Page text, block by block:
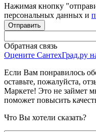
Нажимая кнопку
персональных данных и
Обратная связь
Оцените СантехГрад.ру
Если Вам понравилось
оставьте, пожалуйста,
Маркете! Это не займет
поможет повысить
Что Вы хотели сказать?